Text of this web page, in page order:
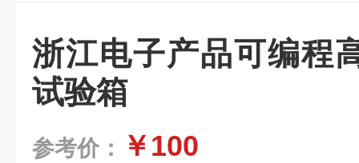
浙江电子产品可编程
试验箱
参考价： ￥100